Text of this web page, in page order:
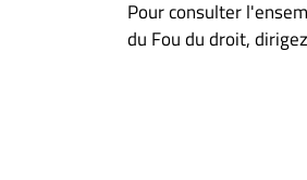
Pour consulter
du Fou du droit,